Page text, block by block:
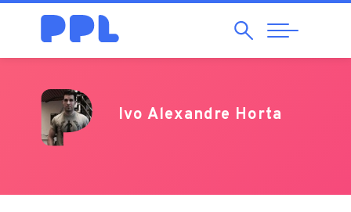
Pesquisar
Abrir
Navegação
Ivo Alexandre Horta